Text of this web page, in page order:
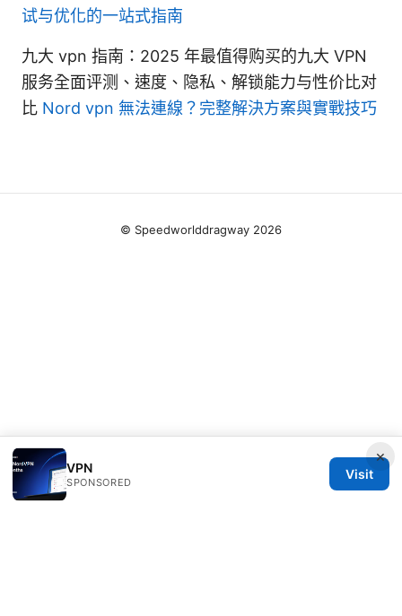
试与优化的一站式指南
九大 vpn 指南：2025 年最值得购买的九大 VPN
服务全面评测、速度、隐私、解锁能力与性价比对
比 Nord vpn 無法連線？完整解決方案與實戰技巧
×
VPN
SPONSORED
Visit
© Speedworlddragway 2026